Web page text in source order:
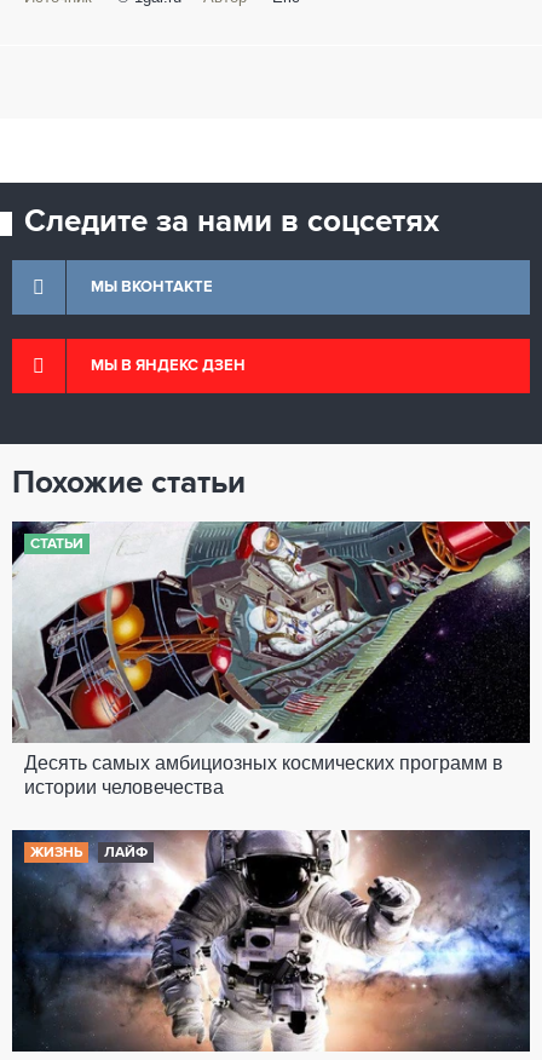
Следите за нами в соцсетях
МЫ ВКОНТАКТЕ
МЫ В ЯНДЕКС ДЗЕН
Похожие статьи
СТАТЬИ
Десять самых амбициозных космических программ в
истории человечества
ЖИЗНЬ ЛАЙФ